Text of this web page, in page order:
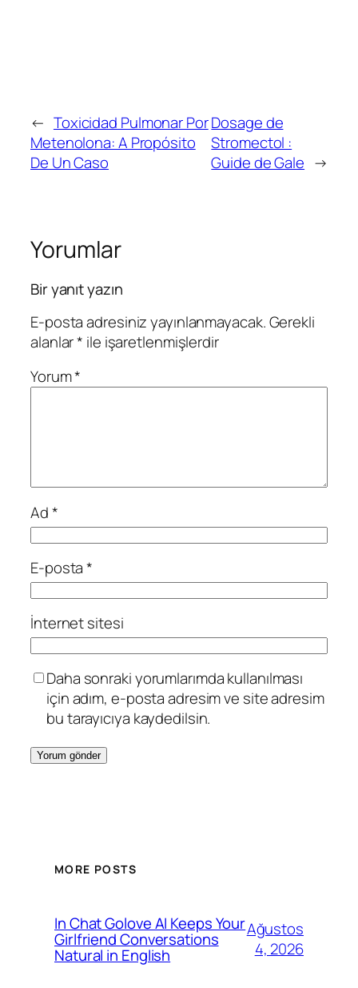
← Toxicidad Pulmonar Por
Metenolona: A Propósito
De Un Caso
Dosage de
Stromectol :
Guide de Gale →
Yorumlar
Bir yanıt yazın
E-posta adresiniz yayınlanmayacak.Gerekli
alanlar* ile işaretlenmişlerdir
Yorum*
Ad*
E-posta*
İnternet sitesi
Daha sonraki yorumlarımda kullanılması
için adım, e-posta adresim ve site adresim
bu tarayıcıya kaydedilsin.
MORE POSTS
In Chat Golove AI Keeps Your
Girlfriend Conversations
Natural in English
Ağustos
4, 2026